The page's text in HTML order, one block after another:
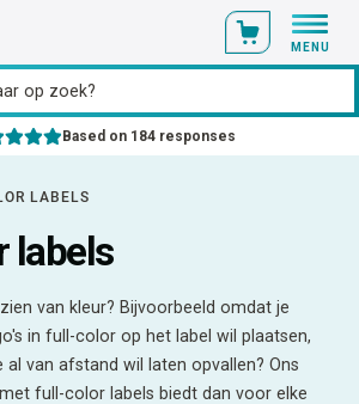
MENU
Based on 184 responses
LABELS
labels
van kleur? Bijvoorbeeld omdat je
in full-color op het label wil plaatsen,
van afstand wil laten opvallen? Ons
full-color labels biedt dan voor elke